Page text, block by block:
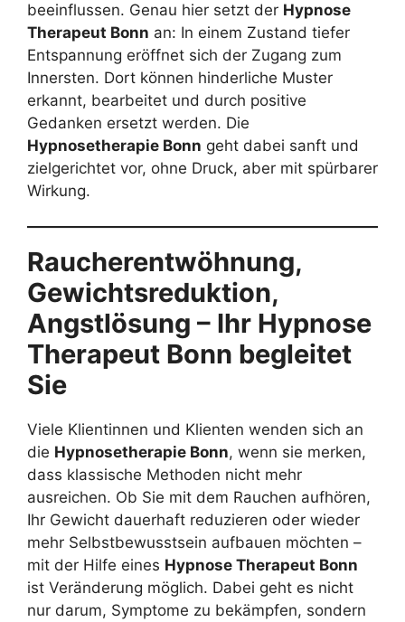
beeinflussen. Genau hier setzt der Hypnose
Therapeut Bonn an: In einem Zustand tiefer
Entspannung eröffnet sich der Zugang zum
Innersten. Dort können hinderliche Muster
erkannt, bearbeitet und durch positive
Gedanken ersetzt werden. Die
Hypnosetherapie Bonn geht dabei sanft und
zielgerichtet vor, ohne Druck, aber mit spürbarer
Wirkung.
Raucherentwöhnung,
Gewichtsreduktion,
Angstlösung – Ihr Hypnose
Therapeut Bonn begleitet
Sie
Viele Klientinnen und Klienten wenden sich an
die Hypnosetherapie Bonn, wenn sie merken,
dass klassische Methoden nicht mehr
ausreichen. Ob Sie mit dem Rauchen aufhören,
Ihr Gewicht dauerhaft reduzieren oder wieder
mehr Selbstbewusstsein aufbauen möchten –
mit der Hilfe eines Hypnose Therapeut Bonn
ist Veränderung möglich. Dabei geht es nicht
nur darum, Symptome zu bekämpfen, sondern